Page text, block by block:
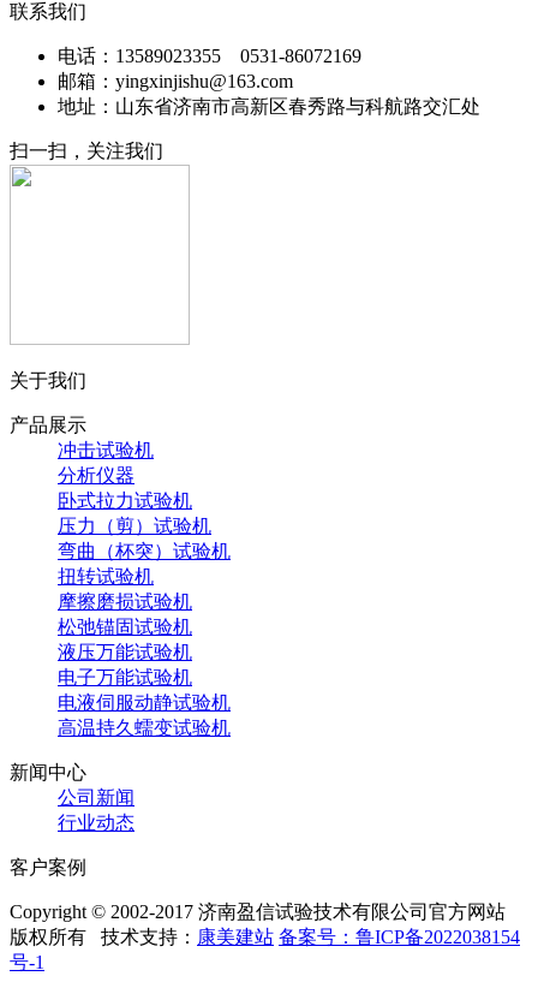
联系我们
电话：13589023355 0531-86072169
邮箱：yingxinjishu@163.com
地址：山东省济南市高新区春秀路与科航路交汇处
扫一扫，关注我们
关于我们
产品展示
冲击试验机
分析仪器
卧式拉力试验机
压力（剪）试验机
弯曲（杯突）试验机
扭转试验机
摩擦磨损试验机
松弛锚固试验机
液压万能试验机
电子万能试验机
电液伺服动静试验机
高温持久蠕变试验机
新闻中心
公司新闻
行业动态
客户案例
Copyright © 2002-2017 济南盈信试验技术有限公司官方网站
版权所有 技术支持： 康美建站 备案号：鲁ICP备2022038154
号-1